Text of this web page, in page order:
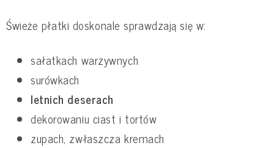
Świeże płatki doskonale sprawdzają się w:
sałatkach warzywnych
surówkach
letnich deserach
dekorowaniu ciast i tortów
zupach, zwłaszcza kremach